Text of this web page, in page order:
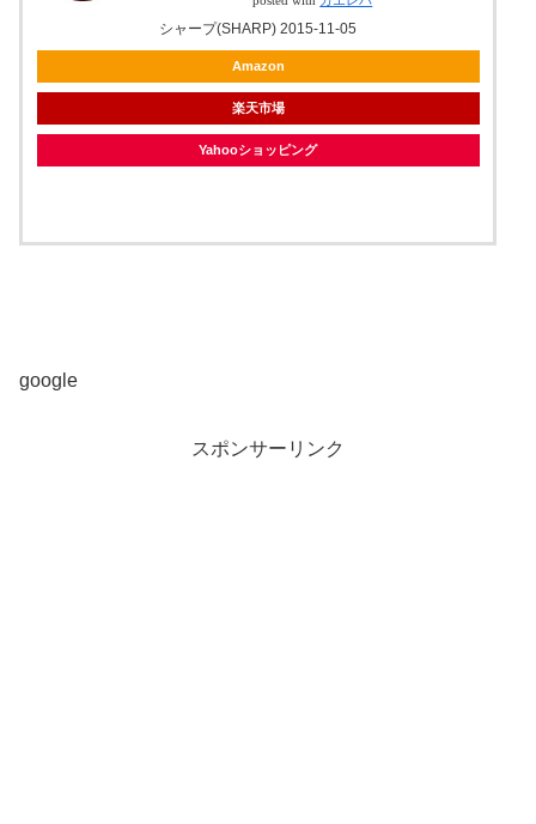
シャープ(SHARP) 2015-11-05
Amazon
楽天市場
Yahooショッピング
google
スポンサーリンク